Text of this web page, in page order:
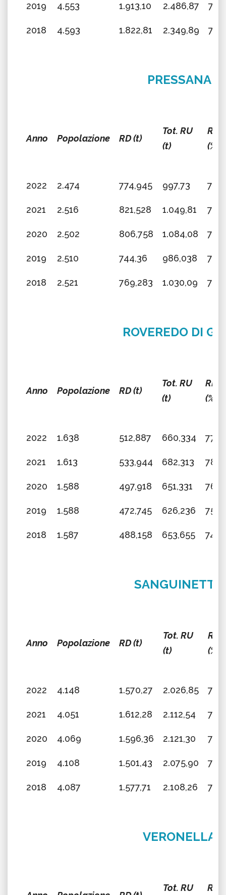
2019 4.553 1.913,10 2.486,87
2018 4.593 1.822,81 2.349,89
PRESSANA
Anno Popolazione RD (t)
Tot. RU
(t)
RD
(%)
2022 2.474 774,945 997,73
2021 2.516 821,528 1.049,81
2020 2.502 806,758 1.084,08
2019 2.510 744,36 986,038
2018 2.521 769,283 1.030,09
ROVEREDO DI
Anno Popolazione RD (t)
Tot. RU
(t)
RD
(%)
2022 1.638 512,887 660,334
2021 1.613 533,944 682,313
2020 1.588 497,918 651,331
2019 1.588 472,745 626,236
2018 1.587 488,158 653,655
SANGUINETTO
Anno Popolazione RD (t)
Tot. RU
(t)
RD
(%)
2022 4.148 1.570,27 2.026,85
2021 4.051 1.612,28 2.112,54
2020 4.069 1.596,36 2.121,30
2019 4.108 1.501,43 2.075,90
2018 4.087 1.577,71 2.108,26
VERONELLA
Tot. RU RD